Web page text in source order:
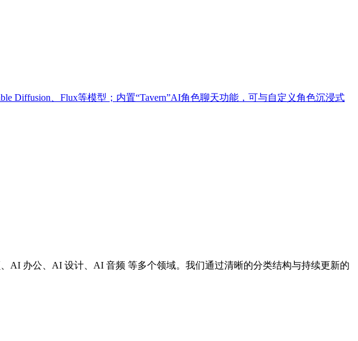
Diffusion、Flux等模型；内置“Tavern”AI角色聊天功能，可与自定义角色沉浸式
AI 办公、AI 设计、AI 音频 等多个领域。我们通过清晰的分类结构与持续更新的